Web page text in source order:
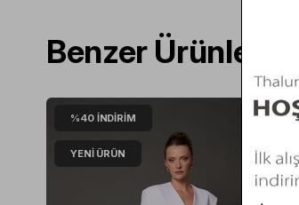
Benzer Ürünler
%40 İNDIRIM
YENI ÜRÜN